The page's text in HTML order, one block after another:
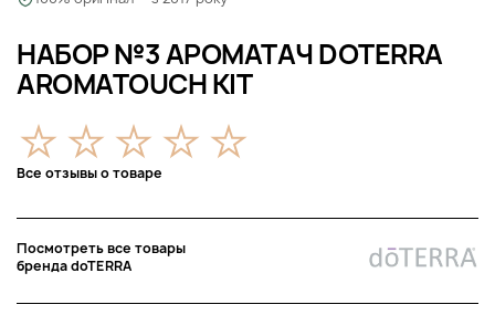
НАБОР №3 АРОМАТАЧ DOTERRA
AROMATOUCH KIT
Все отзывы о товаре
Посмотреть все товары
бренда doTERRA